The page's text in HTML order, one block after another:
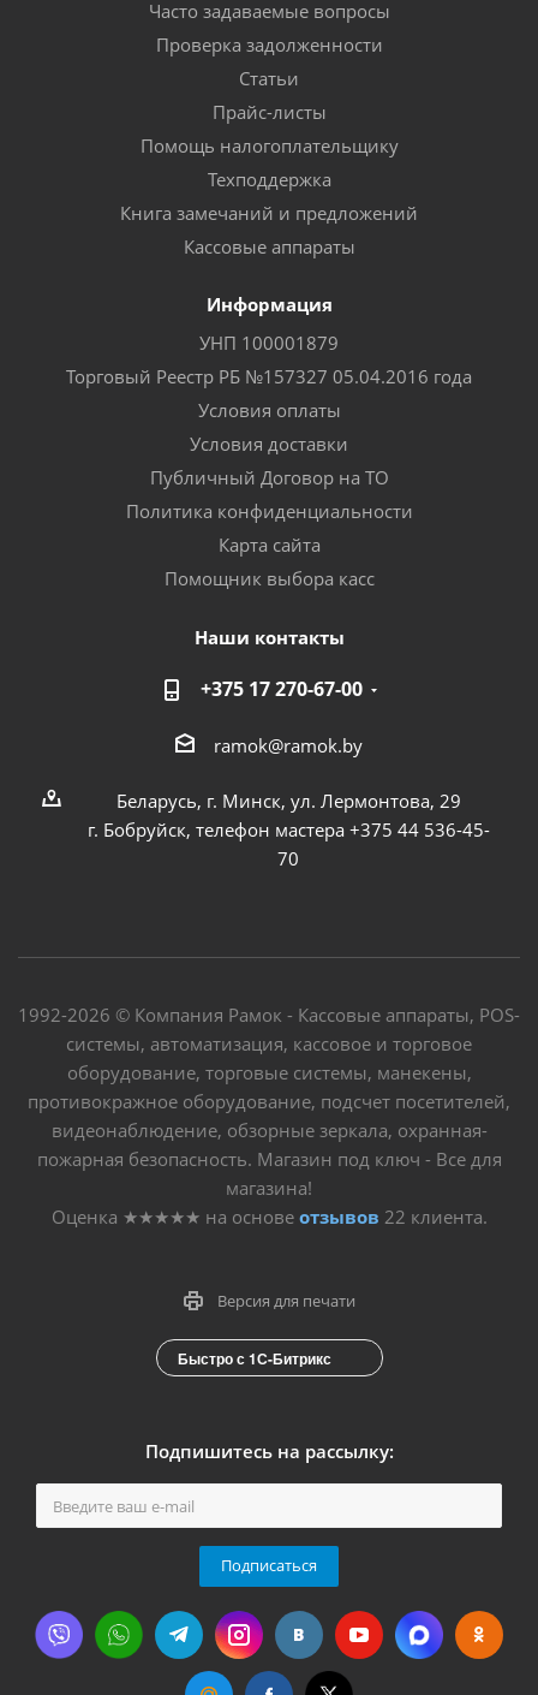
Часто задаваемые вопросы
Проверка задолженности
Статьи
Прайс-листы
Помощь налогоплательщику
Техподдержка
Книга замечаний и предложений
Кассовые аппараты
Информация
УНП 100001879
Торговый Реестр РБ №157327 05.04.2016 года
Условия оплаты
Условия доставки
Публичный Договор на ТО
Политика конфиденциальности
Карта сайта
Помощник выбора касс
Наши контакты
+375 17 270-67-00
ramok@ramok.by
Беларусь, г. Минск, ул. Лермонтова, 29
г. Бобруйск, телефон мастера +375 44 536-45-
70
1992-2026 © Компания Рамок - Кассовые аппараты, POS-
системы, автоматизация, кассовое и торговое
оборудование, торговые системы, манекены,
противокражное оборудование, подсчет посетителей,
видеонаблюдение, обзорные зеркала, охранная-
пожарная безопасность. Магазин под ключ - Все для
магазина!
Оценка ★★★★★ на основе отзывов 22 клиента.
Версия для печати
Быстро с 1С-Битрикс
Подпишитесь на рассылку:
Подписаться